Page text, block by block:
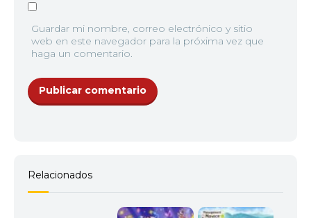
Guardar mi nombre, correo electrónico y sitio
web en este navegador para la próxima vez que
haga un comentario.
Relacionados